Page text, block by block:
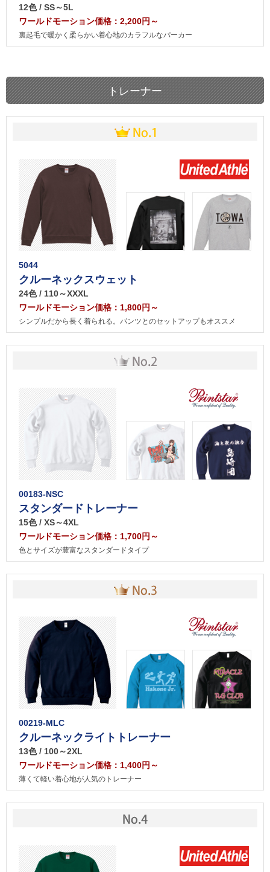
12色 / SS～5L
ワールドモーション価格：2,200円～
裏起毛で暖かく柔らかい着心地のカラフルなパーカー
トレーナー
5044
クルーネックスウェット
24色 / 110～XXXL
ワールドモーション価格：1,800円～
シンプルだから長く着られる。パンツとのセットアップもオススメ
00183-NSC
スタンダードトレーナー
15色 / XS～4XL
ワールドモーション価格：1,700円～
色とサイズが豊富なスタンダードタイプ
00219-MLC
クルーネックライトトレーナー
13色 / 100～2XL
ワールドモーション価格：1,400円～
薄くて軽い着心地が人気のトレーナー